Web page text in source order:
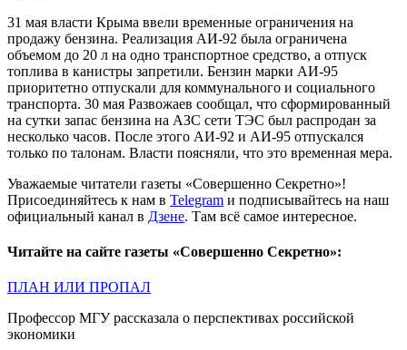
31 мая власти Крыма ввели временные ограничения на
продажу бензина. Реализация АИ-92 была ограничена
объемом до 20 л на одно транспортное средство, а отпуск
топлива в канистры запретили. Бензин марки АИ-95
приоритетно отпускали для коммунального и социального
транспорта. 30 мая Развожаев сообщал, что сформированный
на сутки запас бензина на АЗС сети ТЭС был распродан за
несколько часов. После этого АИ-92 и АИ-95 отпускался
только по талонам. Власти поясняли, что это временная мера.
Уважаемые читатели газеты «Совершенно Секретно»!
Присоединяйтесь к нам в Telegram и подписывайтесь на наш
официальный канал в Дзене. Там всё самое интересное.
Читайте на сайте газеты «Совершенно Секретно»:
ПЛАН ИЛИ ПРОПАЛ
Профессор МГУ рассказала о перспективах российской
экономики